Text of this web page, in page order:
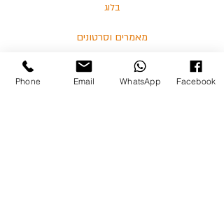
בלוג
מאמרים וסרטונים
Phone Email WhatsApp Facebook